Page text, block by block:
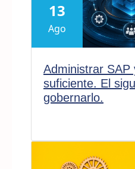
13
Ago
Administrar SAP
suficiente. El
gobernarlo.